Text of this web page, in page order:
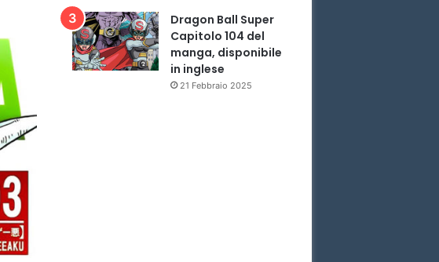
Dragon Ball Super
Capitolo 104 del
manga, disponibile
in inglese
21 Febbraio 2025